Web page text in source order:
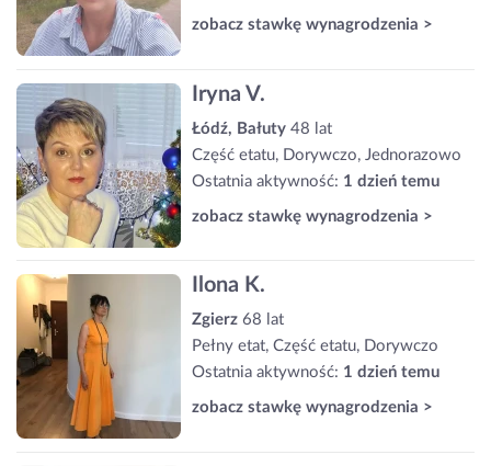
zobacz stawkę wynagrodzenia >
Iryna V.
Łódź, Bałuty 48 lat
Część etatu, Dorywczo, Jednorazowo
Ostatnia aktywność: 1 dzień temu
zobacz stawkę wynagrodzenia >
Ilona K.
Zgierz 68 lat
Pełny etat, Część etatu, Dorywczo
Ostatnia aktywność: 1 dzień temu
zobacz stawkę wynagrodzenia >